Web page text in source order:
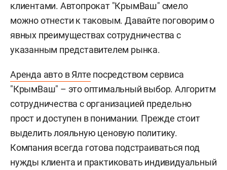
клиентами. Автопрокат "КрымВаш" смело
можно отнести к таковым. Давайте поговорим о
явных преимуществах сотрудничества с
указанным представителем рынка.
Аренда авто в Ялте посредством сервиса
"КрымВаш" – это оптимальный выбор. Алгоритм
сотрудничества с организацией предельно
прост и доступен в понимании. Прежде стоит
выделить лояльную ценовую политику.
Компания всегда готова подстраиваться под
нужды клиента и практиковать индивидуальный